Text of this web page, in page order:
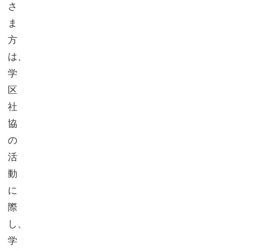
さ
ま
方
は、
学
区
社
協
の
活
動
に
際
し、
学